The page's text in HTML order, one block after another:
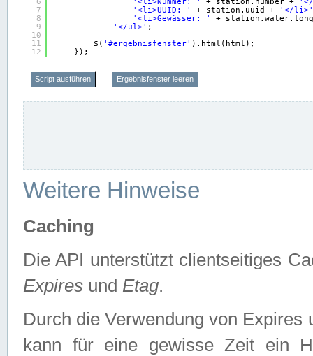
7
8
9
10
11
12
'<li>UUID: '
+ station.uuid +
'</li>'
'<li>Gewässer: '
+
'</ul>' ;
$( '#ergebnisfenster' ).html(html);
});
Script ausführen Ergebnisfenster leeren
Weitere Hinweise
Caching
Die API unterstützt clientseitiges
Expires und Etag.
Durch die Verwendung von
kann für eine gewisse Zeit ein